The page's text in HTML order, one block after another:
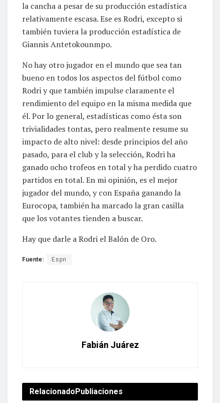
la cancha a pesar de su producción estadística
relativamente escasa. Ese es Rodri, excepto si
también tuviera la producción estadística de
Giannis Antetokounmpo.
No hay otro jugador en el mundo que sea tan
bueno en todos los aspectos del fútbol como
Rodri y que también impulse claramente el
rendimiento del equipo en la misma medida que
él. Por lo general, estadísticas como ésta son
trivialidades tontas, pero realmente resume su
impacto de alto nivel: desde principios del año
pasado, para el club y la selección, Rodri ha
ganado ocho trofeos en total y ha perdido cuatro
partidos en total. En mi opinión, es el mejor
jugador del mundo, y con España ganando la
Eurocopa, también ha marcado la gran casilla
que los votantes tienden a buscar.
Hay que darle a Rodri el Balón de Oro.
Fuente: Espn
Fabián Juárez
Relacionado Publiaciones